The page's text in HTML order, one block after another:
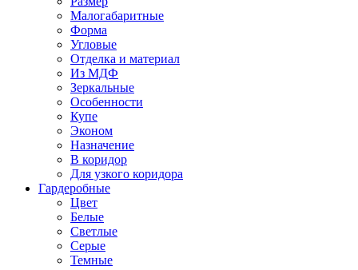
Малогабаритные
Форма
Угловые
Отделка и материал
Из МДФ
Зеркальные
Особенности
Купе
Эконом
Назначение
В коридор
Для узкого коридора
Гардеробные
Цвет
Белые
Светлые
Серые
Темные